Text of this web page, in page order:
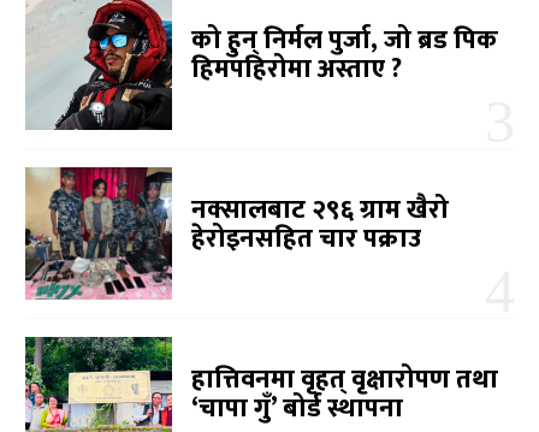
को हुन् निर्मल पुर्जा, जो ब्रड पिक
हिमपहिरोमा अस्ताए ?
नक्सालबाट २९६ ग्राम खैरो
हेरोइनसहित चार पक्राउ
हात्तिवनमा वृहत् वृक्षारोपण तथा
‘चापा गुँ’ बोर्ड स्थापना